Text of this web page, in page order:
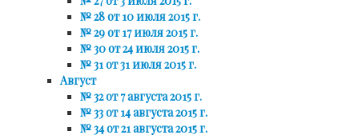
№ 28 от 10 июля 2015 г.
№ 29 от 17 июля 2015 г.
№ 30 от 24 июля 2015 г.
№ 31 от 31 июля 2015 г.
Август
№ 32 от 7 августа 2015 г.
№ 33 от 14 августа 2015 г.
№ 34 от 21 августа 2015 г.